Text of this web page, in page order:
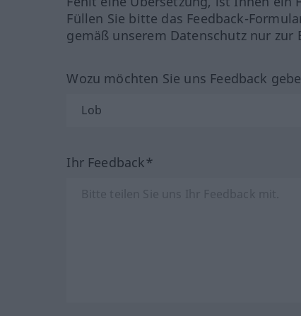
Füllen Sie bitte das Feedback-
gemäß unserem Datenschutz nur
Wozu möchten Sie uns Feedback
Ihr Feedback*